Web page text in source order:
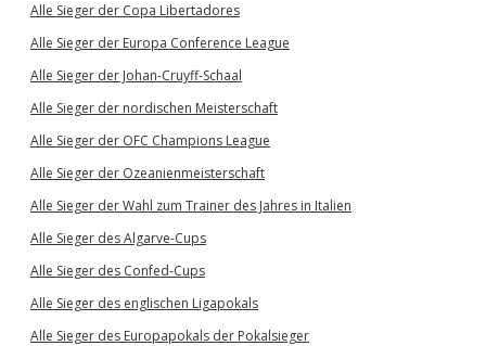
Alle Sieger der Copa Libertadores
Alle Sieger der Europa Conference League
Alle Sieger der Johan-Cruyff-Schaal
Alle Sieger der nordischen Meisterschaft
Alle Sieger der OFC Champions League
Alle Sieger der Ozeanienmeisterschaft
Alle Sieger der Wahl zum Trainer des Jahres in Italien
Alle Sieger des Algarve-Cups
Alle Sieger des Confed-Cups
Alle Sieger des englischen Ligapokals
Alle Sieger des Europapokals der Pokalsieger